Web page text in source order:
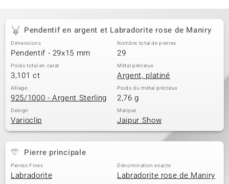
Pendentif en argent et Labradorite rose de Maniry
Dimensions
Pendentif - 29x15 mm
Nombre total de pierres
29
Poids total en carat
3,101 ct
Métal précieux
Argent, platiné
Alliage
925/1000 - Argent Sterling
Poids du métal précieux
2,76 g
Design
Varioclip
Marque
Jaipur Show
Pierre principale
Pierres Fines
Labradorite
Dénomination exacte
Labradorite rose de Maniry